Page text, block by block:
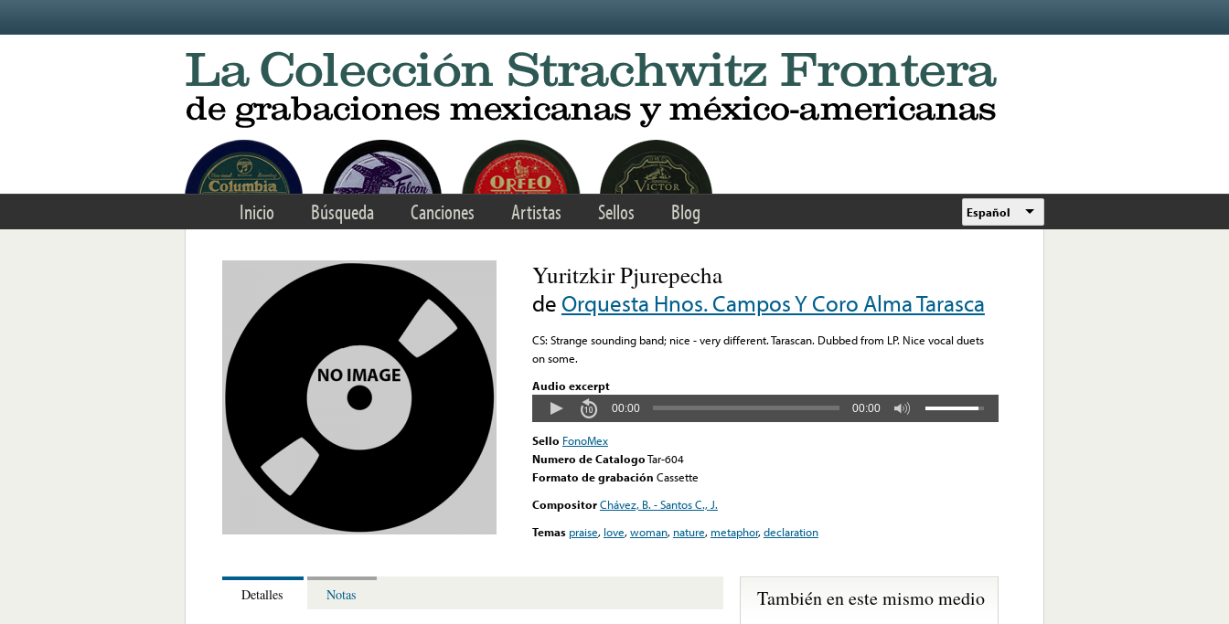
Inicio Búsqueda Canciones Artistas Sellos Blog Español
Yuritzkir Pjurepecha
de Orquesta Hnos. Campos Y Coro Alma Tarasca
CS: Strange sounding band; nice - very different. Tarascan. Dubbed from LP. Nice vocal duets
on some.
Audio excerpt
00:00 00:00
Sello FonoMex
Numero de CatalogoTar-604
Formato de grabación Cassette
CompositorChávez, B. - Santos C., J.
Temas praise, love,woman, nature, metaphor,declaration
Detalles Notas También en este mismo medio